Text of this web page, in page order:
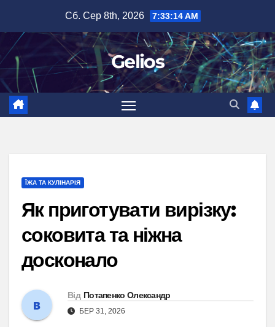
вмісту
Сб. Сер 8th, 2026 7:33:15 AM
Gelios
ЇЖА ТА КУЛІНАРІЯ
Як приготувати вирізку:
соковита та ніжна
досконало
Від Потапенко Олександр
БЕР 31, 2026